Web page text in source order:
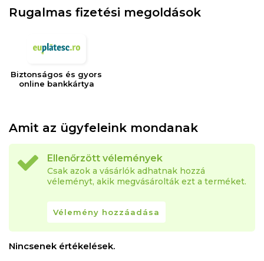
Rugalmas fizetési megoldások
Biztonságos és gyors
online bankkártya
Amit az ügyfeleink mondanak
Ellenőrzött vélemények
Csak azok a vásárlók adhatnak hozzá
véleményt, akik megvásárolták ezt a terméket.
Vélemény hozzáadása
Nincsenek értékelések.